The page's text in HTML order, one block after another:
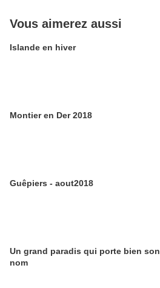
Vous aimerez aussi
Islande en hiver
Montier en Der 2018
Guêpiers - aout2018
Un grand paradis qui porte bien son
nom